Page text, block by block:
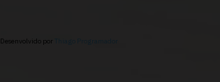
Desenvolvido por